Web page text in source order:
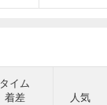
タイム
着差
人気